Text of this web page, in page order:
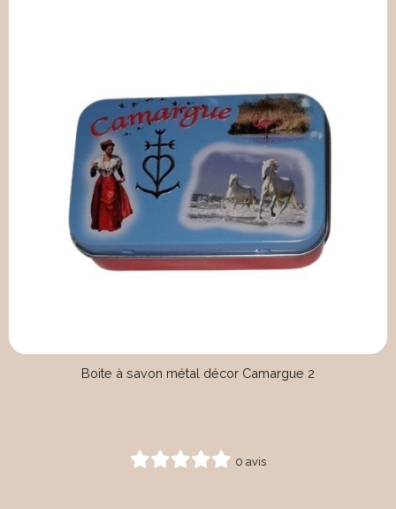
Boite à savon métal décor Camargue 2
0 avis